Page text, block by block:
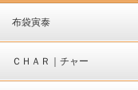
布袋寅泰
ＣＨＡＲ｜チャー